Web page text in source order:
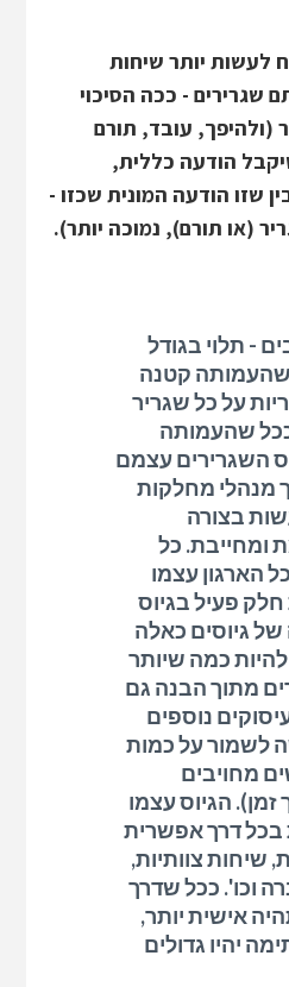
לעשות יותר שיחות
שגרירים - ככה הסיכוי
(ולהיפך, עובד, תורם
הודעה כללית,
שזו הודעה המונית שכזו -
(או תורם), נמוכה יותר).
- תלוי בגודל
קטנה
על כל שגריר
ככל שהעמותה
השגרירים עצמם
מנהלי מחלקות
בצורה
ומחייבת. כל
הארגון עצמו
פעיל בגיוס
גיוסים כאלה
כמה שיותר
מתוך הבנה גם
נוספים
לשמור על כמות
מחויבים
זמן). הגיוס עצמו
בכל דרך אפשרית
שיחות צוותיות,
וכו'. ככל שדרך
אישית יותר,
יהיו גדולים